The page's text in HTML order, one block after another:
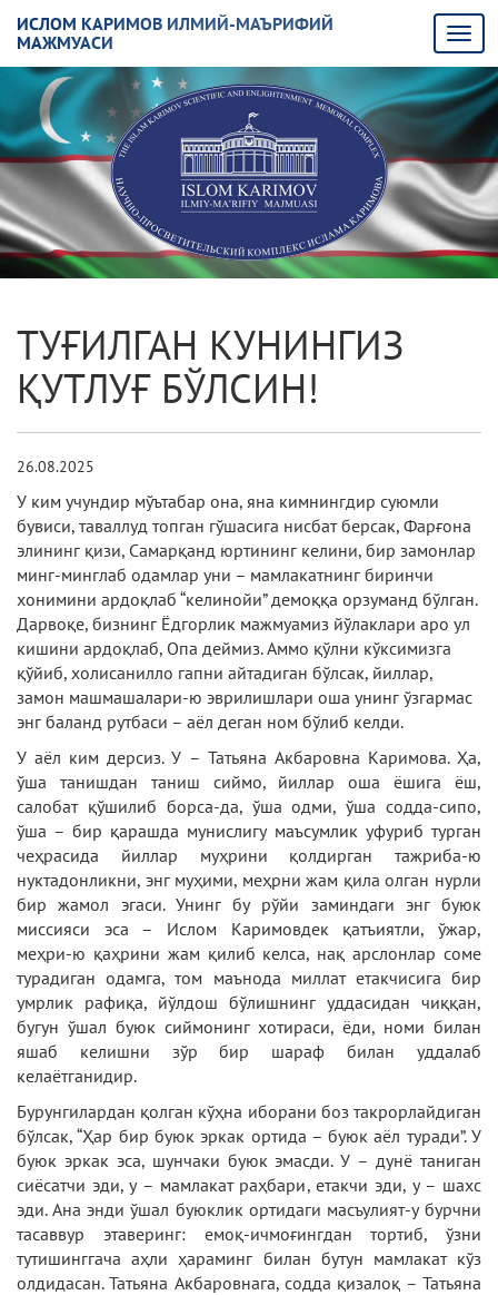
ИСЛОМ КАРИМОВ ИЛМИЙ-МАЪРИФИЙ
МАЖМУАСИ
ТУҒИЛГАН КУНИНГИЗ
ҚУТЛУҒ БЎЛСИН!
26.08.2025
У ким учундир мўътабар она, яна кимнингдир суюмли
бувиси, таваллуд топган гўшасига нисбат берсак, Фарғона
элининг қизи, Самарқанд юртининг келини, бир замонлар
минг-минглаб одамлар уни – мамлакатнинг биринчи
хонимини ардоқлаб “келинойи” демоққа орзуманд бўлган.
Дарвоқе, бизнинг Ёдгорлик мажмуамиз йўлаклари аро ул
кишини ардоқлаб, Опа деймиз. Аммо қўлни кўксимизга
қўйиб, холисанилло гапни айтадиган бўлсак, йиллар,
замон машмашалари-ю эврилишлари оша унинг ўзгармас
энг баланд рутбаси – аёл деган ном бўлиб келди.
У аёл ким дерсиз. У – Татьяна Акбаровна Каримова. Ҳа,
ўша танишдан таниш сиймо, йиллар оша ёшига ёш,
салобат қўшилиб борса-да, ўша одми, ўша содда-сипо,
ўша – бир қарашда мунислигу маъсумлик уфуриб турган
чеҳрасида йиллар муҳрини қолдирган тажриба-ю
нуктадонликни, энг муҳими, меҳрни жам қила олган нурли
бир жамол эгаси. Унинг бу рўйи заминдаги энг буюк
миссияси эса – Ислом Каримовдек қатъиятли, ўжар,
меҳри-ю қаҳрини жам қилиб келса, нақ арслонлар соме
турадиган одамга, том маънода миллат етакчисига бир
умрлик рафиқа, йўлдош бўлишнинг уддасидан чиққан,
бугун ўшал буюк сиймонинг хотираси, ёди, номи билан
яшаб келишни зўр бир шараф билан уддалаб
келаётганидир.
Бурунгилардан қолган кўҳна иборани боз такрорлайдиган
бўлсак, “Ҳар бир буюк эркак ортида – буюк аёл туради”. У
буюк эркак эса, шунчаки буюк эмасди. У – дунё таниган
сиёсатчи эди, у – мамлакат раҳбари, етакчи эди, у – шахс
эди. Ана энди ўшал буюклик ортидаги масъулият-у бурчни
тасаввур этаверинг: емоқ-ичмоғингдан тортиб, ўзни
тутишинггача аҳли ҳараминг билан бутун мамлакат кўз
олдидасан. Татьяна Акбаровнага, содда қизалоқ – Татьяна